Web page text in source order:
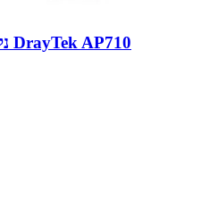
נקודת גישה אלחוטית פנימית DrayTek AP710